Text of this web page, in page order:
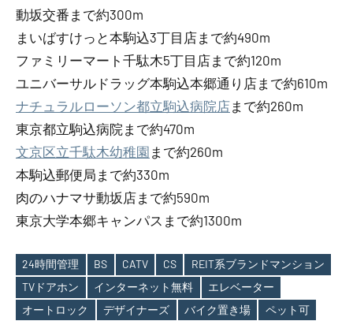
動坂交番まで約300m
まいばすけっと本駒込3丁目店まで約490m
ファミリーマート千駄木5丁目店まで約120m
ユニバーサルドラッグ本駒込本郷通り店まで約610m
ナチュラルローソン都立駒込病院店まで約260m
東京都立駒込病院まで約470m
文京区立千駄木幼稚園 まで約260m
本駒込郵便局まで約330m
肉のハナマサ動坂店まで約590m
東京大学本郷キャンパスまで約1300m
Tags
24時間管理 BS CATV CS
REIT系ブランドマンション
TVドアホン
インターネット無料
エレベーター
オートロック
デザイナーズ バイク置き場
ペット可